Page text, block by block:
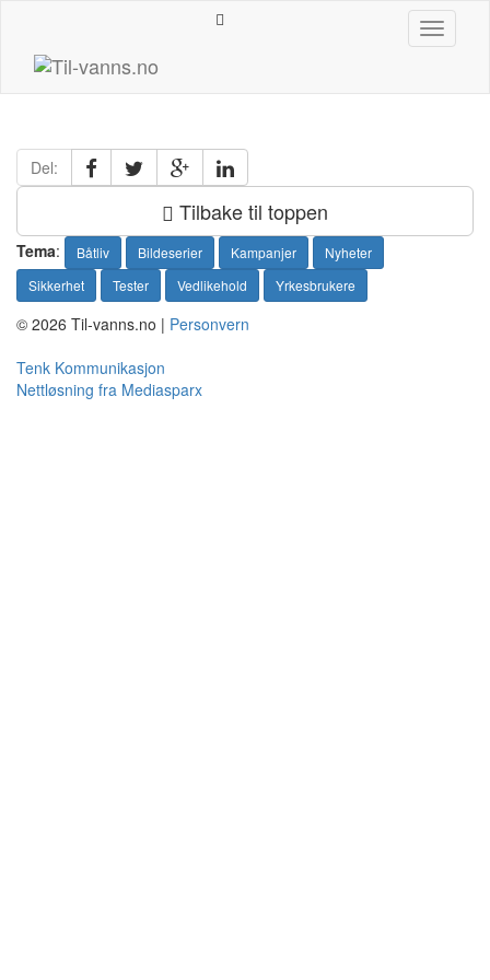
innhold
Toggle
Del:
Tilbake til toppen
Tema: Båtliv Bildeserier Kampanjer
Nyheter
Sikkerhet
Tester Vedlikehold Yrkesbrukere
© 2026 Til-vanns.no | Personvern
Tenk Kommunikasjon
Nettløsning fra Mediasparx